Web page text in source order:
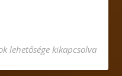
I. bejegyzéshez
lehetősége kikapcsolva